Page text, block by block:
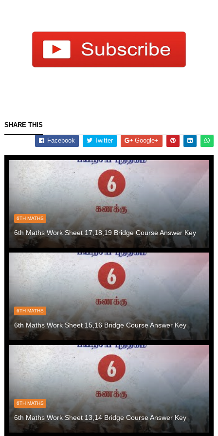
SHARE THIS
Facebook Twitter Google+
6TH MATHS
6th Maths Work Sheet 17,18,19 Bridge Course Answer Key
6TH MATHS
6th Maths Work Sheet 15,16 Bridge Course Answer Key
6TH MATHS
6th Maths Work Sheet 13,14 Bridge Course Answer Key